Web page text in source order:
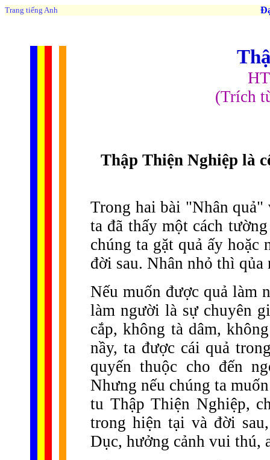
Trang tiếng Anh
(Trích
Thập Thiện Nghiệp là
Trong hai bài "Nhân quả"
ta đã thấy một cách
chúng ta gặt quả ấy
đời sau. Nhân nhỏ thì
Nếu muốn được quả làm
làm người là sự chuyên
cắp, không tà dâm,
nầy, ta được cái quả
quyến thuộc cho đến
Nhưng nếu chúng ta
tu Thập Thiện Nghiệp,
trong hiện tại và đời
Dục, hưởng cảnh vui thú,